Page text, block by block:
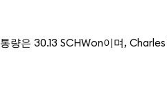
량은 30.13 SCHWon이며,